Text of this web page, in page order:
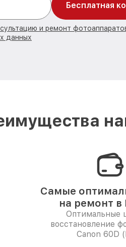
Бесплатная
и ремонт
данных
Самые
на ремонт в
Оптимальные
восстановление
Canon 60D